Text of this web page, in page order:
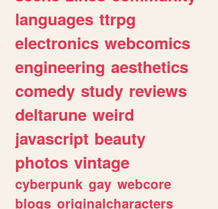
languages ttrpg
electronics webcomics
engineering aesthetics
comedy study reviews
deltarune weird
javascript beauty
photos vintage
cyberpunk gay webcore
blogs originalcharacters